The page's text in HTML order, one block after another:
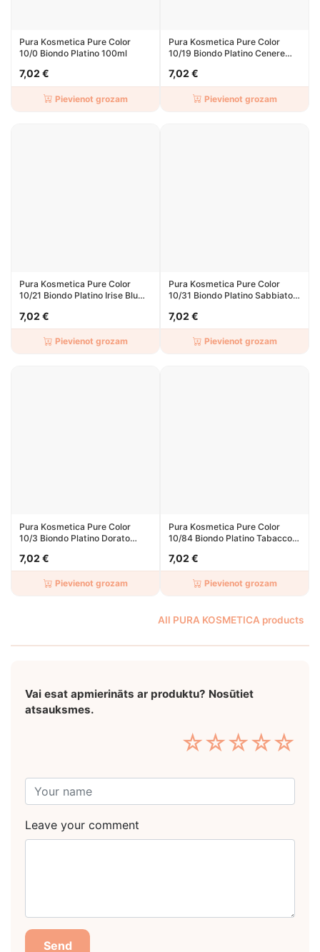
Pura Kosmetica Pure Color
10/0 Biondo Platino 100ml
7,02 €
Pievienot grozam
Pura Kosmetica Pure Color
10/19 Biondo Platino Cenere
7,02 €
Pievienot grozam
Pura Kosmetica Pure Color
10/21 Biondo Platino Irise Blu
7,02 €
Pievienot grozam
Pura Kosmetica Pure Color
10/31 Biondo Platino Sabbiato
7,02 €
Pievienot grozam
Pura Kosmetica Pure Color
10/3 Biondo Platino Dorato
7,02 €
Pievienot grozam
Pura Kosmetica Pure Color
10/84 Biondo Platino Tabacco
7,02 €
Pievienot grozam
All PURA KOSMETICA products
Vai esat apmierināts ar produktu? Nosūtiet
atsauksmes.
☆
☆
☆
☆
☆
Leave your comment
Send